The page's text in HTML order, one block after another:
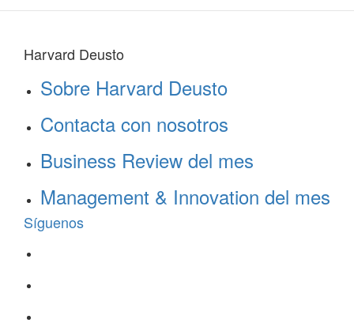
Harvard Deusto
Sobre Harvard Deusto
Contacta con nosotros
Business Review del mes
Management & Innovation del mes
Síguenos